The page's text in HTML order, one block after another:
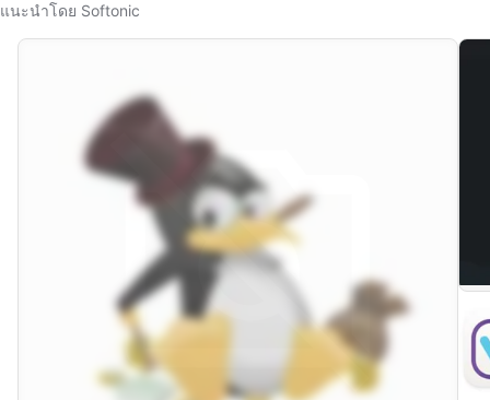
แนะนำโดย Softonic